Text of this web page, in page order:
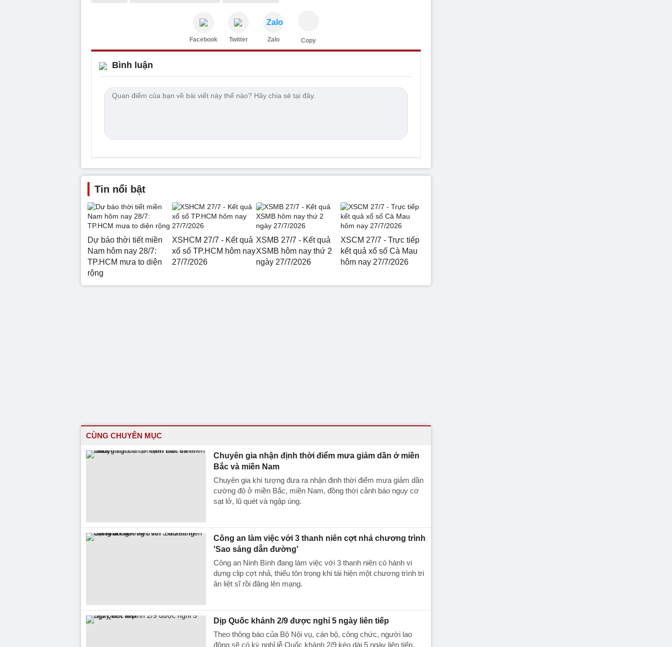
Facebook Twitter
Zalo
Zalo Copy
Bình luận
Tin nổi bật
Dự báo thời tiết miền
Nam hôm nay 28/7:
TP.HCM mưa to diện
rộng
XSHCM 27/7 - Kết quả
xổ số TP.HCM hôm nay
27/7/2026
XSMB 27/7 - Kết quả
XSMB hôm nay thứ 2
ngày 27/7/2026
XSCM 27/7 - Trực tiếp
kết quả xổ số Cà Mau
hôm nay 27/7/2026
CÙNG CHUYÊN MỤC
Chuyên gia nhận định thời điểm mưa giảm dần ở miền
Bắc và miền Nam
Chuyên gia khí tượng đưa ra nhận định thời điểm mưa giảm dần
cường độ ở miền Bắc, miền Nam, đồng thời cảnh báo nguy cơ
sạt lở, lũ quét và ngập úng.
Công an làm việc với 3 thanh niên cợt nhả chương trình
'Sao sáng dẫn đường'
Công an Ninh Bình đang làm việc với 3 thanh niên có hành vi
dựng clip cợt nhả, thiếu tôn trọng khi tái hiện một chương trình tri
ân liệt sĩ rồi đăng lên mạng.
Dịp Quốc khánh 2/9 được nghỉ 5 ngày liên tiếp
Theo thông báo của Bộ Nội vụ, cán bộ, công chức, người lao
động sẽ có kỳ nghỉ lễ Quốc khánh 2/9 kéo dài 5 ngày liên tiếp,